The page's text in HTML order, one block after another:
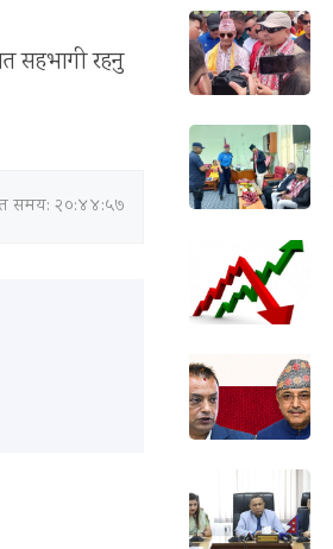
सहभागी रहनु
समय: २०:४४:५७